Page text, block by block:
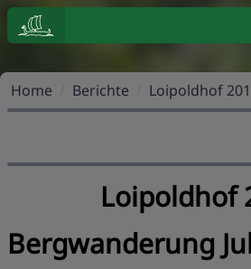
Home Berichte Loipoldhof
Loipoldhof
Bergwanderung